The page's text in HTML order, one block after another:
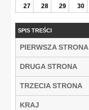
27
28 29 30
SPIS TREŚCI
PIERWSZA STRONA
DRUGA STRONA
TRZECIA STRONA
KRAJ